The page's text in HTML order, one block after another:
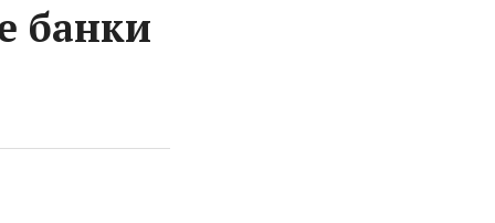
банки